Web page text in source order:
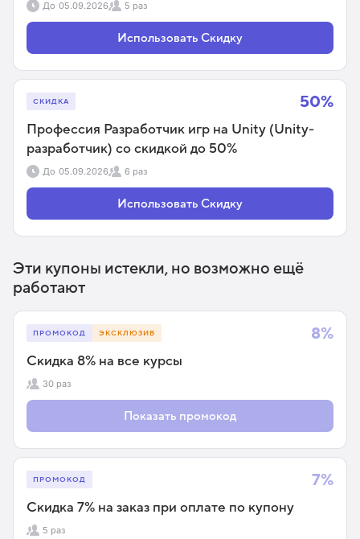
До 05.09.2026 5 раз
Использовать Скидку
50%
СКИДКА
Профессия Разработчик игр на Unity (Unity-
разработчик) со скидкой до 50%
До 05.09.2026 6 раз
Использовать Скидку
Эти купоны истекли, но возможно ещё
работают
8%
ПРОМОКОД ЭКСКЛЮЗИВ
Скидка 8% на все курсы
30 раз
Показать промокод
7%
ПРОМОКОД
Скидка 7% на заказ при оплате по купону
5 раз